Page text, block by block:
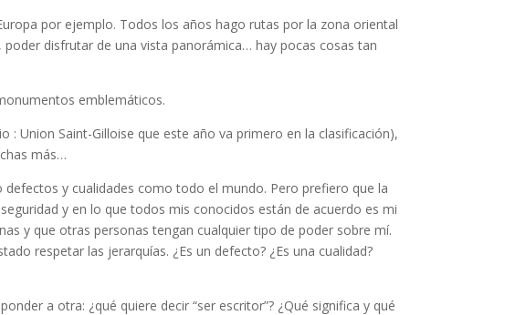
por ejemplo. Todos los años hago rutas por la zona oriental
disfrutar de una vista panorámica… hay pocas cosas tan
emblemáticos.
Union Saint-Gilloise que este año va primero en la clasificación),
más…
y cualidades como todo el mundo. Pero prefiero que la
y en lo que todos mis conocidos están de acuerdo es mi
y que otras personas tengan cualquier tipo de poder sobre mí.
respetar las jerarquías. ¿Es un defecto? ¿Es una cualidad?
a otra: ¿qué quiere decir “ser escritor”? ¿Qué significa y qué